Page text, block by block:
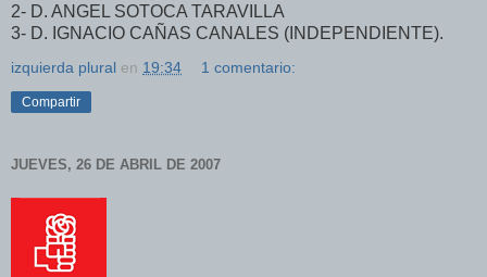
2- D. ANGEL SOTOCA TARAVILLA
3- D. IGNACIO CAÑAS CANALES (INDEPENDIENTE).
izquierda plural en 19:34 1 comentario:
Compartir
JUEVES, 26 DE ABRIL DE 2007